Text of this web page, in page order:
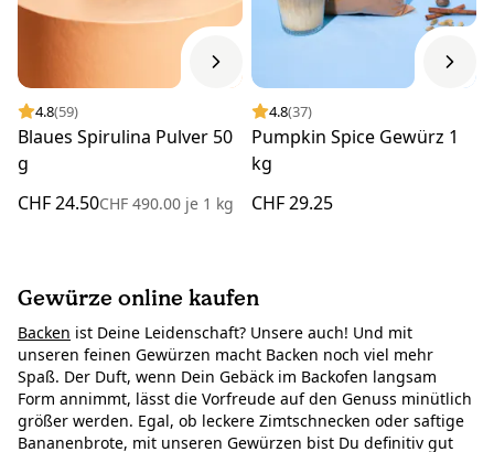
4.8(59)
Blaues Spirulina Pulver 50
g
CHF 24.50CHF 490.00 je 1 kg
4.8(37)
Pumpkin Spice Gewürz 1
kg
CHF 29.25
Gewürze online kaufen
Backen ist Deine Leidenschaft? Unsere auch! Und mit
unseren feinen Gewürzen macht Backen noch viel mehr
Spaß. Der Duft, wenn Dein Gebäck im Backofen langsam
Form annimmt, lässt die Vorfreude auf den Genuss minütlich
größer werden. Egal, ob leckere Zimtschnecken oder saftige
Bananenbrote, mit unseren Gewürzen bist Du definitiv gut